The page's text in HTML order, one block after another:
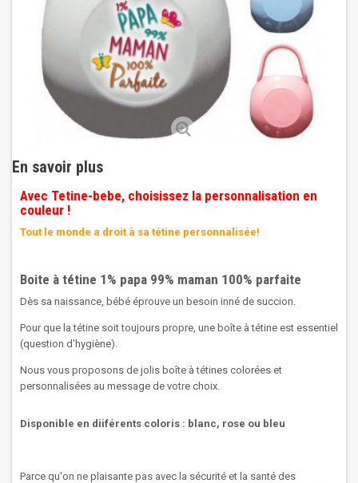
En savoir plus
Avec Tetine-bebe, choisissez la personnalisation en
couleur !
Tout le monde a droit à sa tétine personnalisée!
Boite à tétine 1% papa 99% maman 100% parfaite
Dès sa naissance, bébé éprouve un besoin inné de succion.
Pour que la tétine soit toujours propre, une boîte à tétine est essentiel
(question d'hygiène).
Nous vous proposons de jolis boîte à tétines colorées et
personnalisées au message de votre choix.
Disponible en diiférents coloris : blanc, rose ou bleu
Parce qu'on ne plaisante pas avec la sécurité et la santé des